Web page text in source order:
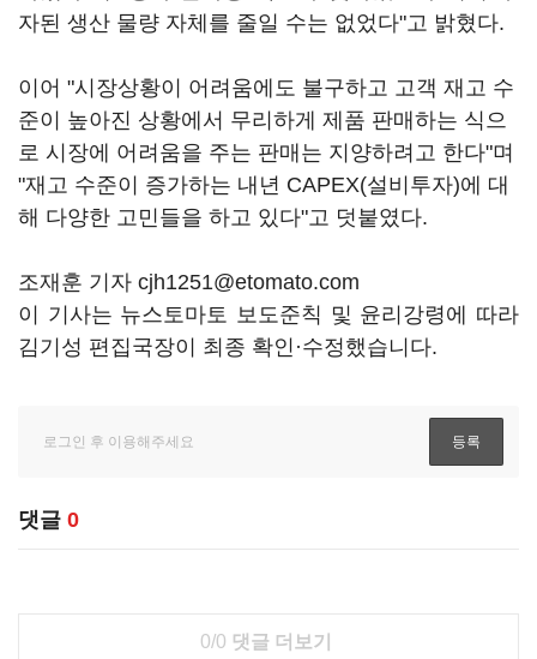
자된 생산 물량 자체를 줄일 수는 없었다"고 밝혔다.
이어 "시장상황이 어려움에도 불구하고 고객 재고 수
준이 높아진 상황에서 무리하게 제품 판매하는 식으
로 시장에 어려움을 주는 판매는 지양하려고 한다"며
"재고 수준이 증가하는 내년 CAPEX(설비투자)에 대
해 다양한 고민들을 하고 있다"고 덧붙였다.
조재훈 기자 cjh1251@etomato.com
이 기사는 뉴스토마토 보도준칙 및 윤리강령에 따라
김기성 편집국장이 최종 확인·수정했습니다.
댓글 0
0/0 댓글 더보기